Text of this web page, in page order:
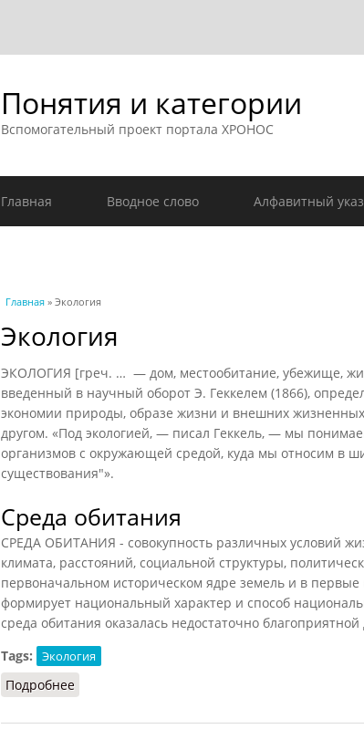
Понятия и категории
Вспомогательный проект портала ХРОНОС
Главная Вводное слово Алфавитный
Вы здесь
Главная » Экология
Экология
ЭКОЛОГИЯ [греч. … — дом, местообитание, убежище,
введенный в научный оборот Э. Геккелем (1866),
экономии природы, образе жизни и внешних
другом. «Под экологией, — писал Геккель, — мы
организмов с окружающей средой, куда мы относим в
существования"».
Среда обитания
СРЕДА ОБИТАНИЯ - совокупность различных условий
климата, расстояний, социальной структуры,
первоначальном историческом ядре земель и в
формирует национальный характер и способ
среда обитания оказалась недостаточно благоприятной
Tags:
Экология
Подробнее